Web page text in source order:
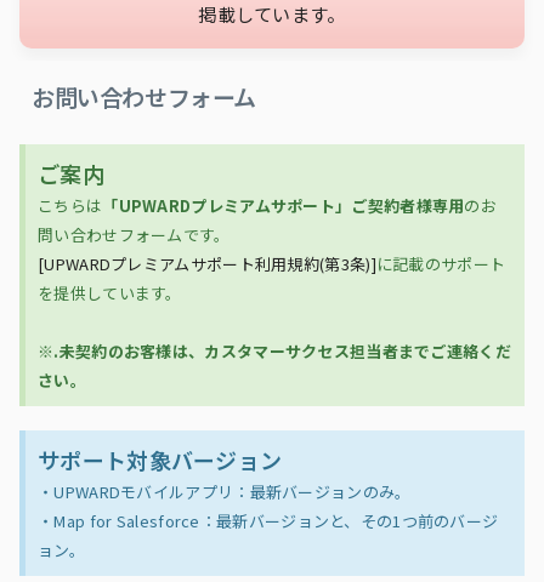
掲載しています。
お問い合わせフォーム
ご案内
こちらは 「UPWARDプレミアムサポート」ご契約者様専用のお
問い合わせフォームです。
[UPWARDプレミアムサポート利用規約(第3条)]に記載のサポート
を提供しています。
※.未契約のお客様は、カスタマーサクセス担当者までご連絡くだ
さい。
サポート対象バージョン
・UPWARDモバイルアプリ：最新バージョンのみ。
・Map for Salesforce：最新バージョンと、その1つ前のバージ
ョン。